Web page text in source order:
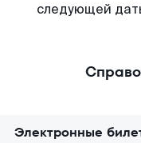
следующей
Электронные